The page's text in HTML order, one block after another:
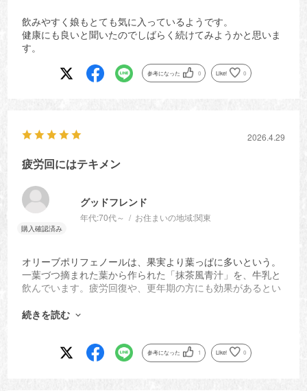
飲みやすく娘もとても気に入っているようです。
健康にも良いと聞いたのでしばらく続けてみようかと思いま
す。
参考になった 0 Like! 0
2026.4.29
疲労回にはテキメン
グッドフレンド
年代:70代～ お住まいの地域:関東
オリーブポリフェノールは、果実より葉っぱに多いという。
一葉づつ摘まれた葉から作られた「抹茶風青汁」を、牛乳と
飲んでいます。疲労回復や、更年期の方にも効果があるとい
のほどは分かりませんが、期待を込めて続けていきたいと思
続きを読む
参考になった 1 Like! 0